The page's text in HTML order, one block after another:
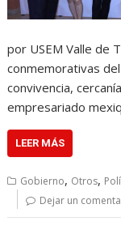
por USEM Valle de
conmemorativas
convivencia,
empresariado
LEER MÁS
Gobierno, Otros,
Dejar un